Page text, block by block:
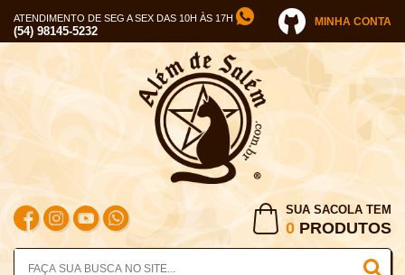
ATENDIMENTO DE SEG A SEX DAS 10H ÀS 17H
(54) 98145-5232
MINHA CONTA
SUA SACOLA TEM
0 PRODUTOS